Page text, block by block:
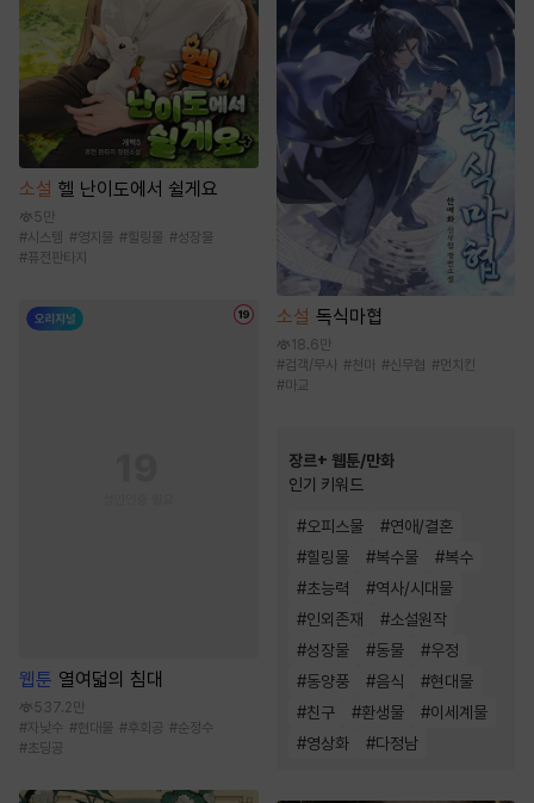
소설 헬 난이도에서 쉴게요
5만
#시스템 #영지물 # 힐링물 #성장물
#퓨전판타지
웹툰 열여덟의 침대
537.2만
#자낮수 #현대물 #후회공 #순정수
#초딩공
소설 독식마협
18.6만
#검객/무사 #천마 #신무협 #먼치킨
#마교
장르+ 웹툰/만화
인기 키워드
#오피스물 #연애/결혼
#힐링물 #복수물 #복수
#초능력 #역사/시대물
#인외존재 #소설원작
#성장물 #동물 #우정
#동양풍 #음식 #현대물
#친구 #환생물 #이세계물
#영상화 #다정남